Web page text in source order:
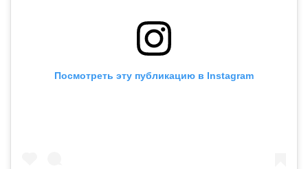
Посмотреть эту публикацию в Instagram